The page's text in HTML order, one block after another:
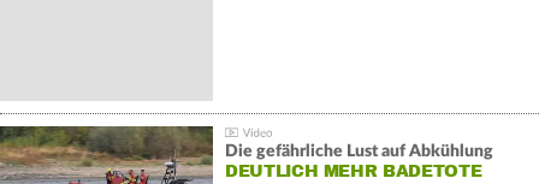
Die gefährliche Lust auf Abkühlung
DEUTLICH MEHR BADETOTE